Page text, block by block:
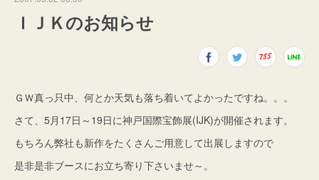
ＩＪＫのお知らせ
ＧＷ真っ只中、何とか天気も落ち着いてよかったですね。。。
さて、5月17日～19日に神戸国際宝飾展(IJK)が開催されます。
もちろん弊社も新作をたくさんご用意して出展しますので
是非是非ブースにお立ち寄り下さいませ～。